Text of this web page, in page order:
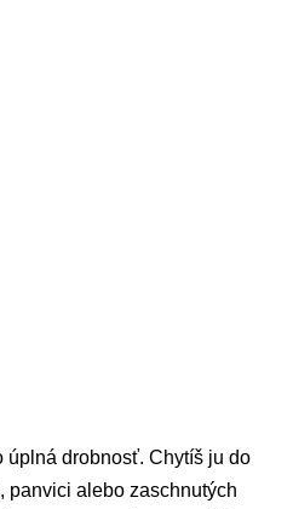
úplná drobnosť. Chytíš ju do
panvici alebo zaschnutých